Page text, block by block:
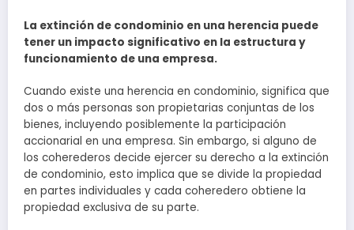
La extinción de condominio en una herencia puede
tener un impacto significativo en la estructura y
funcionamiento de una empresa.
Cuando existe una herencia en condominio, significa que
dos o más personas son propietarias conjuntas de los
bienes, incluyendo posiblemente la participación
accionarial en una empresa. Sin embargo, si alguno de
los coherederos decide ejercer su derecho a la extinción
de condominio, esto implica que se divide la propiedad
en partes individuales y cada coheredero obtiene la
propiedad exclusiva de su parte.